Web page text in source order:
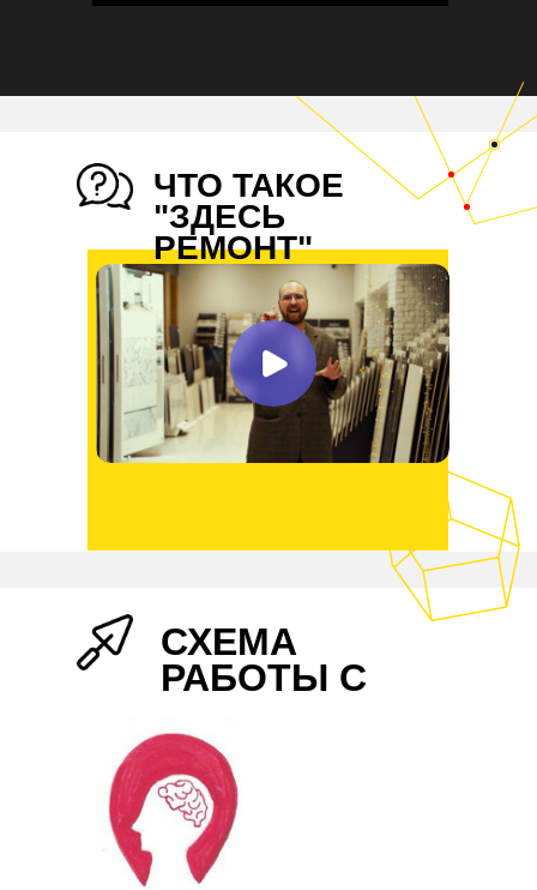
ЧТО ТАКОЕ
"ЗДЕСЬ
РЕМОНТ"
СХЕМА
РАБОТЫ С